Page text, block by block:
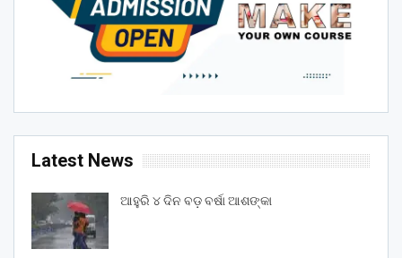
Latest News
ଆହୁରି ୪ ଦିନ ବଡ଼ ବର୍ଷା ଆଶଙ୍କା